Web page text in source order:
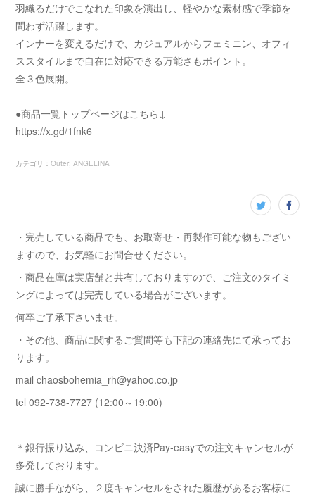
羽織るだけでこなれた印象を演出し、軽やかな素材感で季節を
問わず活躍します。
インナーを変えるだけで、カジュアルからフェミニン、オフィ
ススタイルまで自在に対応できる万能さもポイント。
全３色展開。
●商品一覧トップページはこちら↓
https://x.gd/1fnk6
カテゴリ ：Outer ANGELINA
・完売している商品でも、お取寄せ・再製作可能な物もござい
ますので、お気軽にお問合せください。
・商品在庫は実店舗と共有しておりますので、ご注文のタイミ
ングによっては完売している場合がございます。
何卒ご了承下さいませ。
・その他、商品に関するご質問等も下記の連絡先にて承ってお
ります。
mail chaosbohemia_rh@yahoo.co.jp
tel 092-738-7727 (12:00～19:00)
＊銀行振り込み、コンビニ決済Pay-easyでの注文キャンセルが
多発しております。
誠に勝手ながら、２度キャンセルをされた履歴があるお客様に